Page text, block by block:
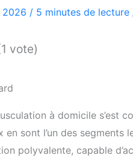
2026 / 5 minutes de lecture
vote)
à domicile s’est
sont l’un des segments
polyvalente, capable